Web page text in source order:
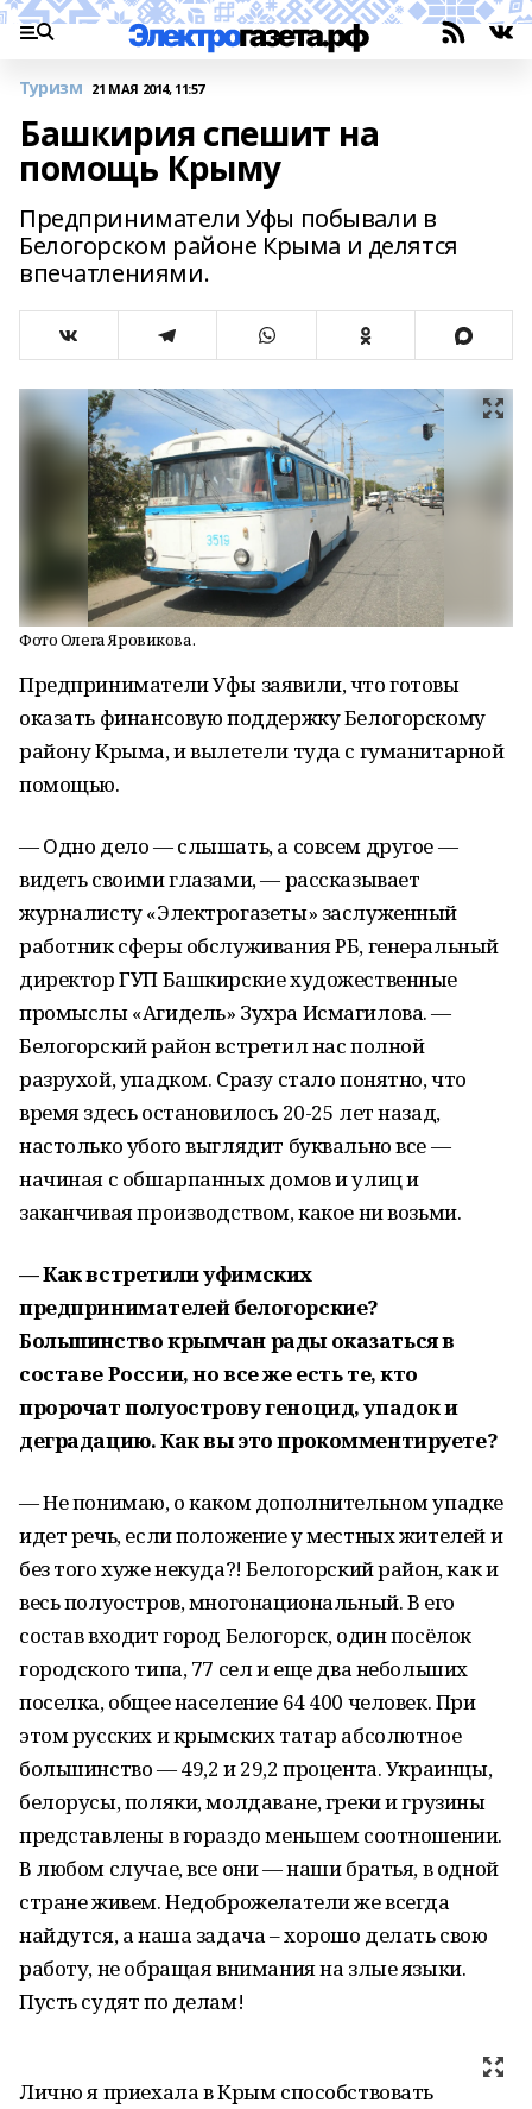
Туризм 21 МАЯ 2014, 11:57
Башкирия спешит на
помощь Крыму
Предприниматели Уфы побывали в
Белогорском районе Крыма и делятся
впечатлениями.
Фото Олега Яровикова.
Предприниматели Уфы заявили, что готовы
оказать финансовую поддержку Белогорскому
району Крыма, и вылетели туда с гуманитарной
помощью.
— Одно дело — слышать, а совсем другое —
видеть своими глазами, — рассказывает
журналисту «Электрогазеты» заслуженный
работник сферы обслуживания РБ, генеральный
директор ГУП Башкирские художественные
промыслы «Агидель» Зухра Исмагилова. —
Белогорский район встретил нас полной
разрухой, упадком. Сразу стало понятно, что
время здесь остановилось 20-25 лет назад,
настолько убого выглядит буквально все —
начиная с обшарпанных домов и улиц и
заканчивая производством, какое ни возьми.
— Как встретили уфимских
предпринимателей белогорские?
Большинство крымчан рады оказаться в
составе России, но все же есть те, кто
пророчат полуострову геноцид, упадок и
деградацию. Как вы это прокомментируете?
— Не понимаю, о каком дополнительном упадке
идет речь, если положение у местных жителей и
без того хуже некуда?! Белогорский район, как и
весь полуостров, многонациональный. В его
состав входит город Белогорск, один посёлок
городского типа, 77 сел и еще два небольших
поселка, общее население 64 400 человек. При
этом русских и крымских татар абсолютное
большинство — 49,2 и 29,2 процента. Украинцы,
белорусы, поляки, молдаване, греки и грузины
представлены в гораздо меньшем соотношении.
В любом случае, все они — наши братья, в одной
стране живем. Недоброжелатели же всегда
найдутся, а наша задача – хорошо делать свою
работу, не обращая внимания на злые языки.
Пусть судят по делам!
Лично я приехала в Крым способствовать